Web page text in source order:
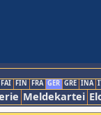
FAI FIN FRA GER GRE INA
Meldekartei